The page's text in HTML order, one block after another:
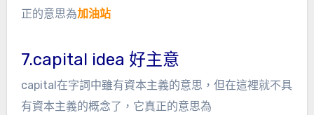
正的意思為加油站
7.capital idea 好主意
capital在字詞中雖有資本主義的意思，但在這裡就不具
有資本主義的概念了，它真正的意思為